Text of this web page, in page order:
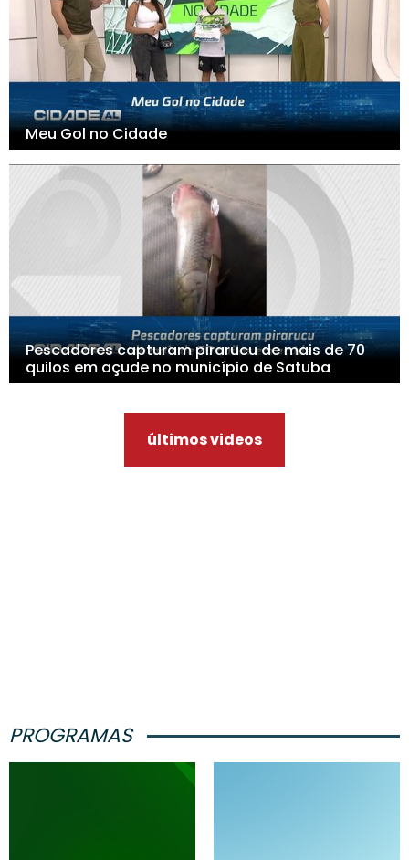
Meu Gol no Cidade
Pescadores capturam pirarucu de mais de 70
quilos em açude no município de Satuba
últimos videos
PROGRAMAS